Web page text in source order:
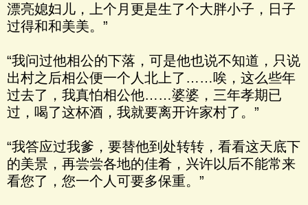
漂亮媳妇儿，上个月更是生了个大胖小子，日子
过得和和美美。”
“我问过他相公的下落，可是他也说不知道，只说
出村之后相公便一个人北上了……唉，这么些年
过去了，我真怕相公他……婆婆，三年孝期已
过，喝了这杯酒，我就要离开许家村了。”
“我答应过我爹，要替他到处转转，看看这天底下
的美景，再尝尝各地的佳肴，兴许以后不能常来
看您了，您一个人可要多保重。”